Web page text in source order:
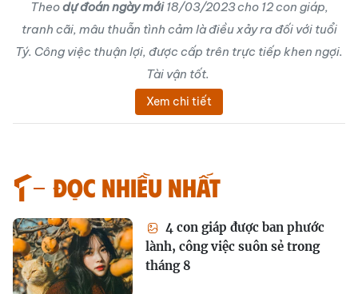
Theodự đoán ngày mới18/03/2023 cho 12 con giáp,
tranh cãi, mâu thuẫn tình cảm là điều xảy ra đối với tuổi
Tý. Công việc thuận lợi, được cấp trên trực tiếp khen ngợi.
Tài vận tốt.
Xem chi tiết
Đọc nhiều nhất
4 con giáp được ban phước
lành, công việc suôn sẻ trong
tháng 8